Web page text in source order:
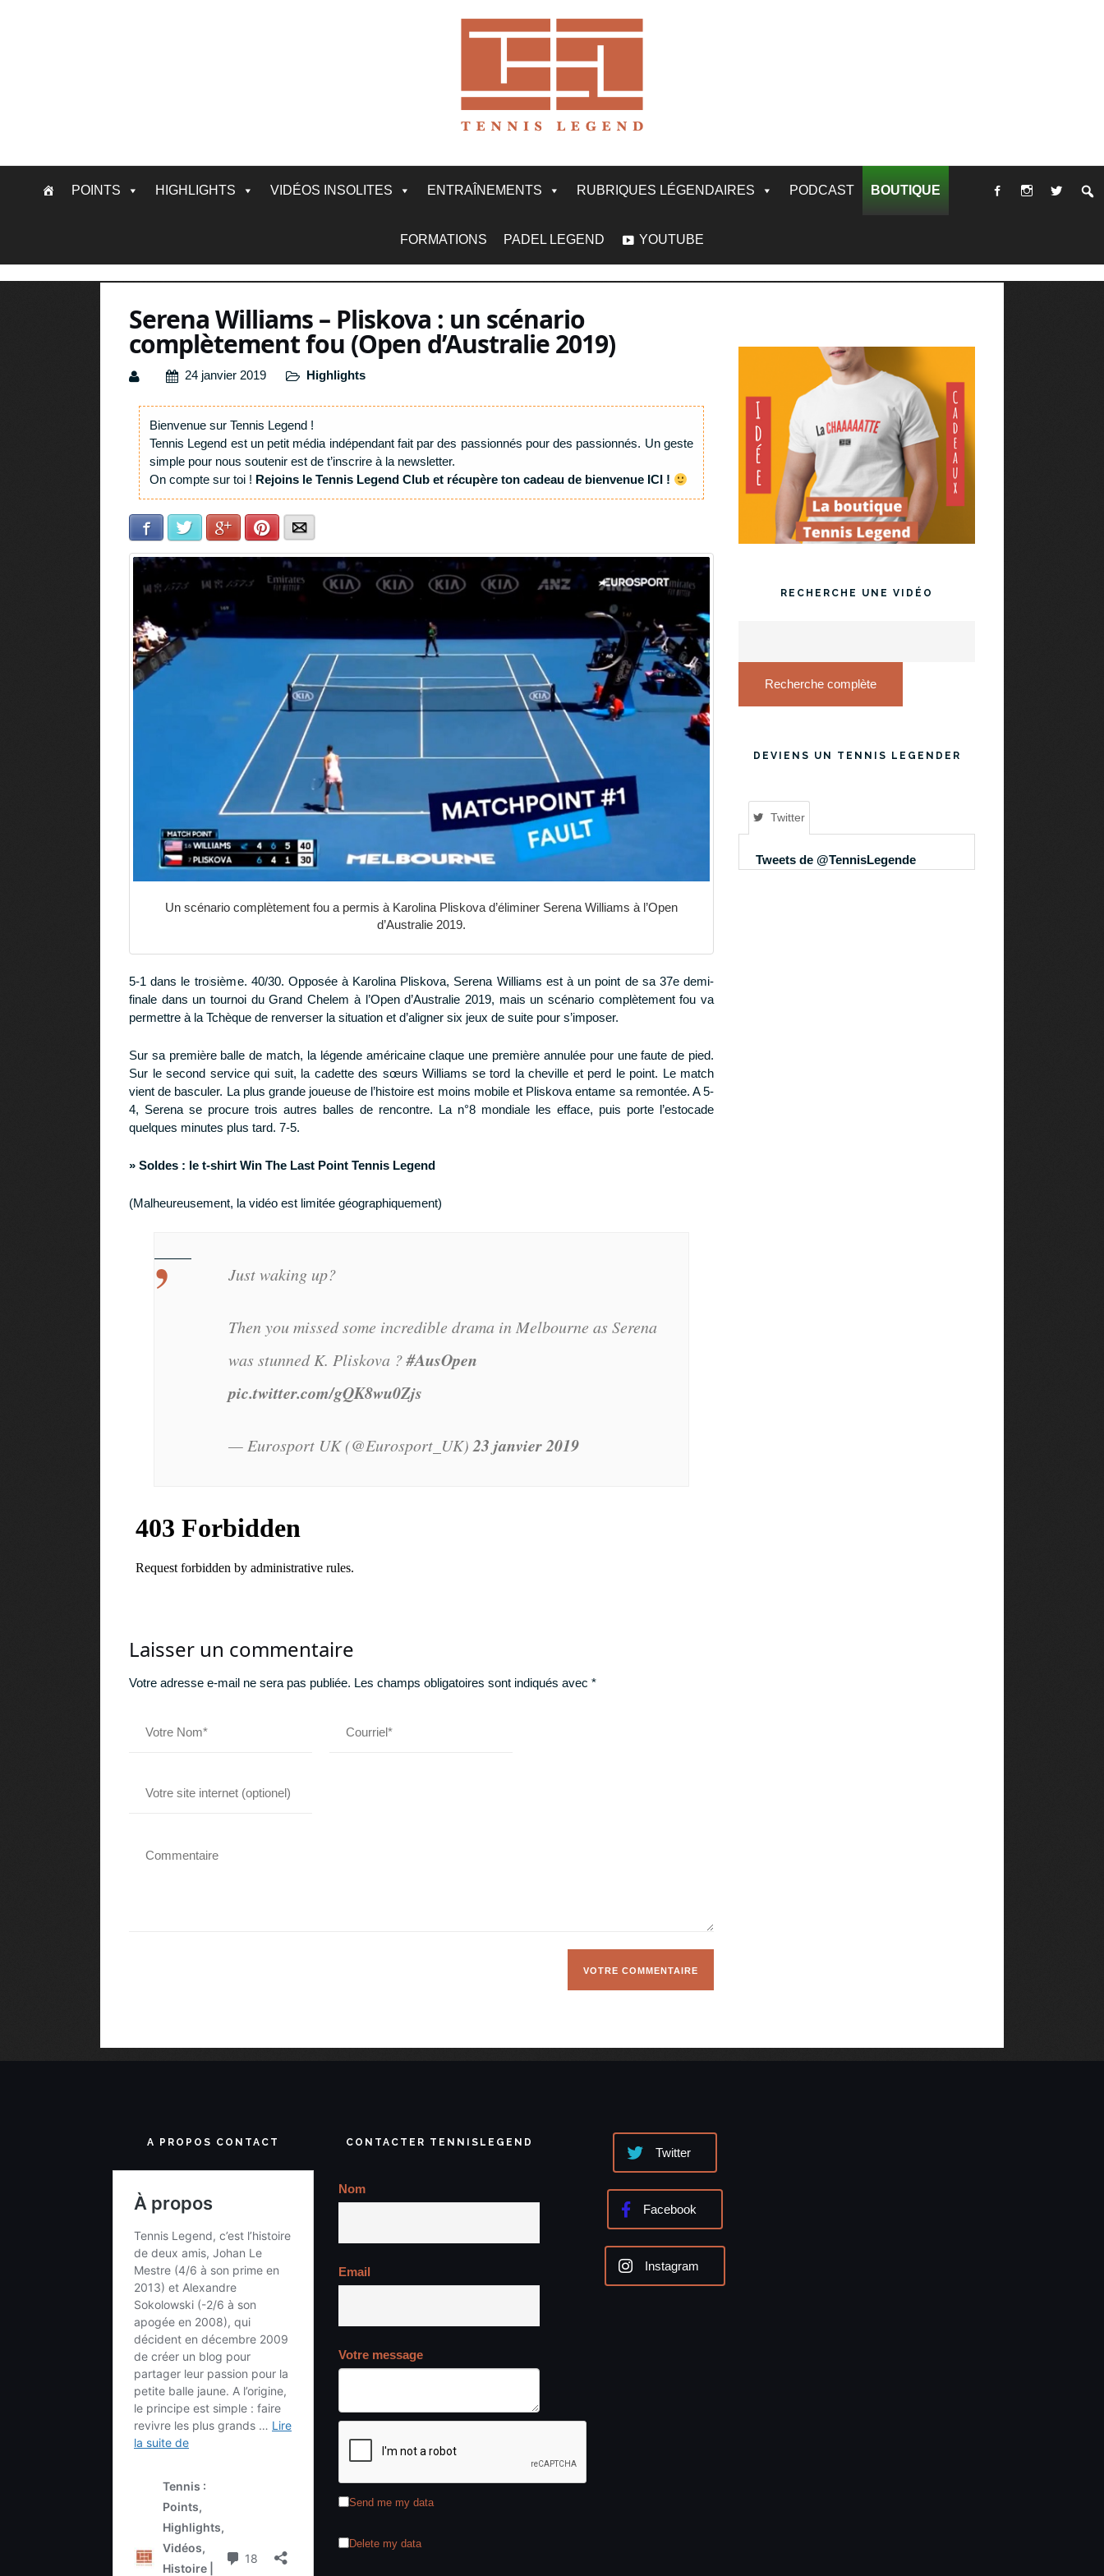
POINTS HIGHLIGHTS VIDÉOS INSOLITES ENTRAÎNEMENTS RUBRIQUES LÉGENDAIRES PODCAST BOUTIQUE
FORMATIONS PADEL LEGEND YOUTUBE
Serena Williams – Pliskova : un scénario
complètement fou (Open d’Australie 2019)
24 janvier 2019 Highlights
Bienvenue sur Tennis Legend !
Tennis Legend est un petit média indépendant fait par des passionnés pour des passionnés. Un geste
simple pour nous soutenir est de t’inscrire à la newsletter.
On compte sur toi ! Rejoins le Tennis Legend Club et récupère ton cadeau de bienvenue ICI !
Facebook Twitter Google+Pinterest
Un scénario complètement fou a permis à Karolina Pliskova d’éliminer Serena Williams à l’Open
d’Australie 2019.
5-1 dans le troisième. 40/30. Opposée à Karolina Pliskova, Serena Williams est à un point de sa 37e demi-
finale dans un tournoi du Grand Chelem à l’Open d’Australie 2019, mais un scénario complètement fou va
permettre à la Tchèque de renverser la situation et d’aligner six jeux de suite pour s’imposer.
Sur sa première balle de match, la légende américaine claque une première annulée pour une faute de pied.
Sur le second service qui suit, la cadette des sœurs Williams se tord la cheville et perd le point. Le match
vient de basculer. La plus grande joueuse de l’histoire est moins mobile et Pliskova entame sa remontée. A 5-
4, Serena se procure trois autres balles de rencontre. La n°8 mondiale les efface, puis porte l’estocade
quelques minutes plus tard. 7-5.
» Soldes : le t-shirt Win The Last Point Tennis Legend
(Malheureusement, la vidéo est limitée géographiquement)
Just waking up?
Then you missed some incredible drama in Melbourne as Serena
was stunned K. Pliskova ?#AusOpen
pic.twitter.com/gQK8wu0Zjs
— Eurosport UK (@Eurosport_UK)23 janvier 2019
Laisser un commentaire
Votre adresse e-mail ne sera pas publiée. Les champs obligatoires sont indiqués avec *
RECHERCHE UNE VIDÉO
Recherche complète
DEVIENS UN TENNIS LEGENDER
Twitter
Tweets de @TennisLegende
A PROPOS CONTACT CONTACTER TENNISLEGEND
Nom
Email
Votre message
Send me my data
Delete my data
Twitter
Facebook
Instagram